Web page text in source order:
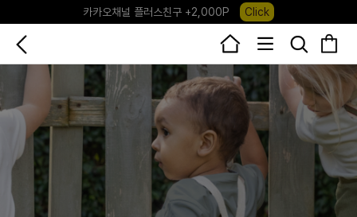
포레포레 앱 다운로드 +3,000P
Down
하우스오브캐러셀, 국내단독 프리오더(~8/10) Click